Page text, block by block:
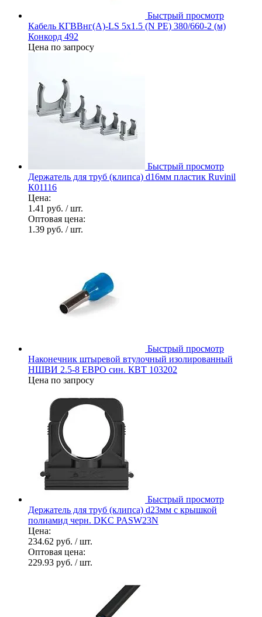
Быстрый просмотр
Кабель КГВВнг(А)-LS 5х1.5 (N PE) 380/660-2 (м)
Конкорд 492
Цена по запросу
Быстрый просмотр
Держатель для труб (клипса) d16мм пластик Ruvinil
К01116
Цена:
1.41 руб. / шт.
Оптовая цена:
1.39 руб. / шт.
Быстрый просмотр
Наконечник штыревой втулочный изолированный
НШВИ 2.5-8 ЕВРО син. КВТ 103202
Цена по запросу
Быстрый просмотр
Держатель для труб (клипса) d23мм с крышкой
полиамид черн. DKC PASW23N
Цена:
234.62 руб. / шт.
Оптовая цена:
229.93 руб. / шт.